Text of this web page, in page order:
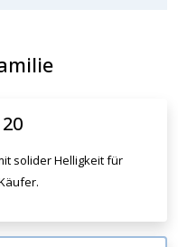
solider Helligkeit für